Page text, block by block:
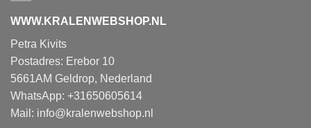
WWW.KRALENWEBSHOP.NL
Petra Kivits
Postadres: Erebor 10
5661AM Geldrop, Nederland
WhatsApp: +31650605614
Mail: info@kralenwebshop.nl